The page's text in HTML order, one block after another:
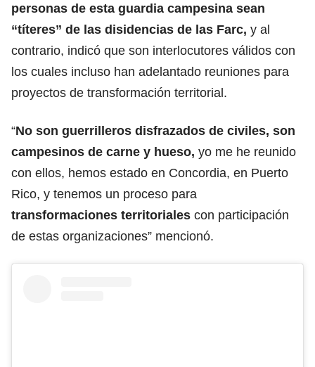
personas de esta guardia campesina sean
“títeres” de las disidencias de las Farc, y al
contrario, indicó que son interlocutores válidos con
los cuales incluso han adelantado reuniones para
proyectos de transformación territorial.
“No son guerrilleros disfrazados de civiles, son
campesinos de carne y hueso, yo me he reunido
con ellos, hemos estado en Concordia, en Puerto
Rico, y tenemos un proceso para
transformaciones territoriales con participación
de estas organizaciones” mencionó.